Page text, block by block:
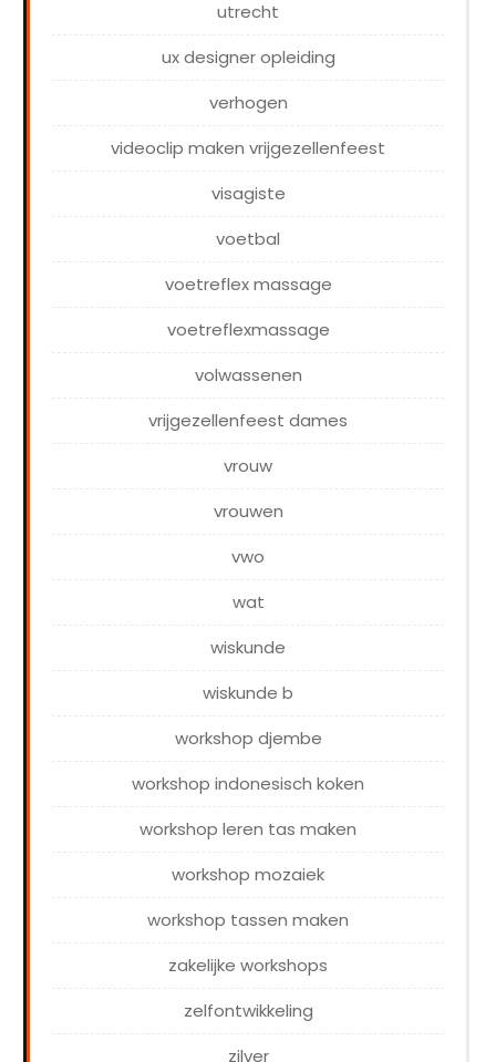
utrecht
ux designer opleiding
verhogen
videoclip maken vrijgezellenfeest
visagiste
voetbal
voetreflex massage
voetreflexmassage
volwassenen
vrijgezellenfeest dames
vrouw
vrouwen
vwo
wat
wiskunde
wiskunde b
workshop djembe
workshop indonesisch koken
workshop leren tas maken
workshop mozaiek
workshop tassen maken
zakelijke workshops
zelfontwikkeling
zilver